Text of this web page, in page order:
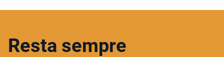
Resta sempre